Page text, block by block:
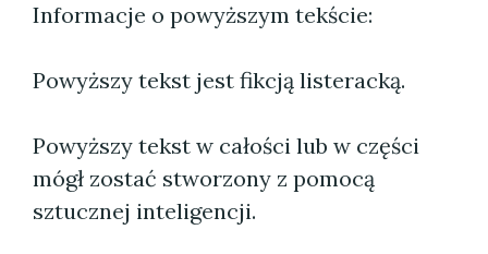
Informacje o powyższym tekście:
Powyższy tekst jest fikcją listeracką.
Powyższy tekst w całości lub w części
mógł zostać stworzony z pomocą
sztucznej inteligencji.